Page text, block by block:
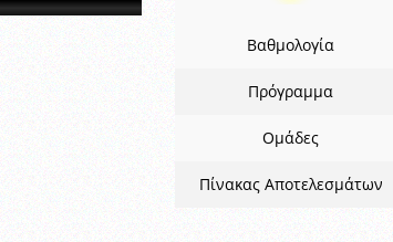
Βαθμολογία
Πρόγραμμα
Ομάδες
Πίνακας Αποτελεσμάτων